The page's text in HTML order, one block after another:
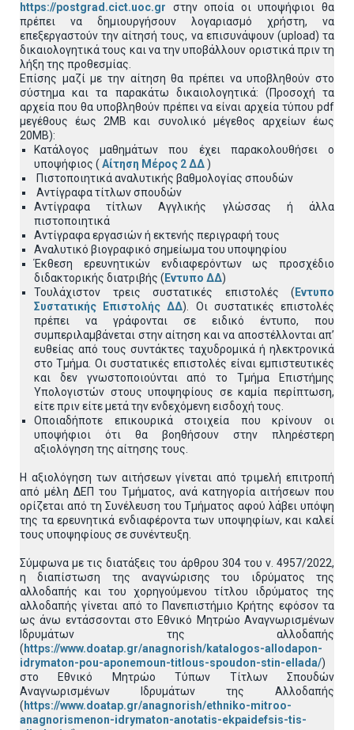
https://postgrad.cict.uoc.gr στην οποία οι υποψήφιοι θα
πρέπει να δημιουργήσουν λογαριασμό χρήστη, να
επεξεργαστούν την αίτησή τους, να επισυνάψουν (upload) τα
δικαιολογητικά τους και να την υποβάλλουν οριστικά πριν τη
λήξη της προθεσμίας.
Επίσης μαζί με την αίτηση θα πρέπει να υποβληθούν στο
σύστημα και τα παρακάτω δικαιολογητικά: (Προσοχή τα
αρχεία που θα υποβληθούν πρέπει να είναι αρχεία τύπου pdf
μεγέθους έως 2ΜΒ και συνολικό μέγεθος αρχείων έως
20ΜΒ):
Κατάλογος μαθημάτων που έχει παρακολουθήσει ο
υποψήφιος ( Αίτηση Μέρος 2 ΔΔ)
Πιστοποιητικά αναλυτικής βαθμολογίας σπουδών
Αντίγραφα τίτλων σπουδών
Αντίγραφα τίτλων Αγγλικής γλώσσας ή άλλα
πιστοποιητικά
Αντίγραφα εργασιών ή εκτενής περιγραφή τους
Αναλυτικό βιογραφικό σημείωμα του υποψηφίου
Έκθεση ερευνητικών ενδιαφερόντων ως προσχέδιο
διδακτορικής διατριβής ( Εντυπο ΔΔ)
Τουλάχιστον τρεις συστατικές επιστολές ( Εντυπο
Συστατικής Επιστολής ΔΔ). Οι συστατικές επιστολές
πρέπει να γράφονται σε ειδικό έντυπο, που
συμπεριλαμβάνεται στην αίτηση και να αποστέλλονται απ’
ευθείας από τους συντάκτες ταχυδρομικά ή ηλεκτρονικά
στο Τμήμα. Οι συστατικές επιστολές είναι εμπιστευτικές
και δεν γνωστοποιούνται από το Τμήμα Επιστήμης
Υπολογιστών στους υποψηφίους σε καμία περίπτωση,
είτε πριν είτε μετά την ενδεχόμενη εισδοχή τους.
Οποιαδήποτε επικουρικά στοιχεία που κρίνουν οι
υποψήφιοι ότι θα βοηθήσουν στην πληρέστερη
αξιολόγηση της αίτησης τους.
H αξιολόγηση των αιτήσεων γίνεται από τριμελή επιτροπή
από μέλη ΔΕΠ του Τμήματος, ανά κατηγορία αιτήσεων που
ορίζεται από τη Συνέλευση του Τμήματος αφού λάβει υπόψη
της τα ερευνητικά ενδιαφέροντα των υποψηφίων, και καλεί
τους υποψηφίους σε συνέντευξη.
Σύμφωνα με τις διατάξεις του άρθρου 304 του ν. 4957/2022,
η διαπίστωση της αναγνώρισης του ιδρύματος της
αλλοδαπής και του χορηγούμενου τίτλου ιδρύματος της
αλλοδαπής γίνεται από το Πανεπιστήμιο Κρήτης εφόσον τα
ως άνω εντάσσονται στο Εθνικό Μητρώο Αναγνωρισμένων
Ιδρυμάτων της αλλοδαπής
( https://www.doatap.gr/anagnorish/katalogos-allodapon-
idrymaton-pou-aponemoun-titlous-spoudon-stin-ellada/)
στο Εθνικό Μητρώο Τύπων Τίτλων Σπουδών
Αναγνωρισμένων Ιδρυμάτων της Αλλοδαπής
( https://www.doatap.gr/anagnorish/ethniko-mitroo-
anagnorismenon-idrymaton-anotatis-ekpaidefsis-tis-